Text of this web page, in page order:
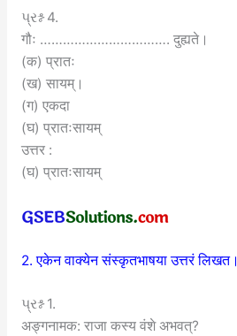
પ્રશ્ન 4.
गौः ……………………………. दुह्यते।
(क) प्रातः
(ख) सायम्।
(ग) एकदा
(घ) प्रातःसायम्
उत्तर :
(घ) प्रातःसायम्
2. एकेन वाक्येन संस्कृतभाषया उत्तरं लिखत।
પ્રશ્ન 1.
अङ्गनामक: राजा कस्य वंशे अभवत्?